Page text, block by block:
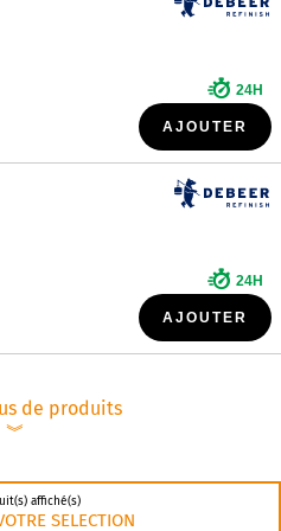
24H
AJOUTER
24H
AJOUTER
de produits
︾
affiché(s)
SELECTION